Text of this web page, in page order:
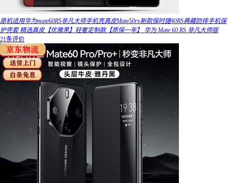
原机适用华为mate60RS非凡大师手机壳真皮Mate50rs新款保时捷40RS典藏防摔手机保
护壳套 精选真皮【优雅黑】轻奢定制款【质保一年】 华为 Mate 60 RS 非凡大师版
21条评价